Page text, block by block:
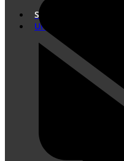
Shop
Unternehmen